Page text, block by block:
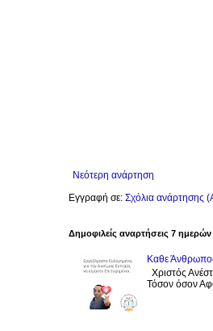
Νεότερη ανάρτηση
Εγγραφή σε: Σχόλια ανάρτησης
Δημοφιλείς αναρτήσεις 7 ημερών
Καθε
Χριστός
Τόσον όσον